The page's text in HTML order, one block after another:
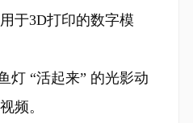
于3D打印的数字模
灯 “活起来” 的光影动
频。